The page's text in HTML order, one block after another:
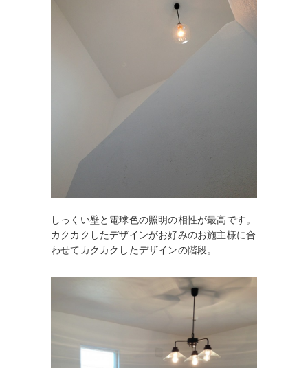
しっくい壁と電球色の照明の相性が最高です。
カクカクしたデザインがお好みのお施主様に合
わせてカクカクしたデザインの階段。